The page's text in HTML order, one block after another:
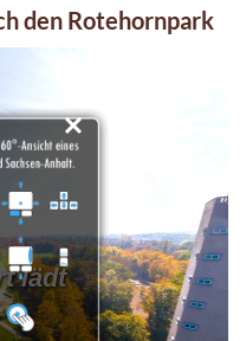
den Rotehornpark